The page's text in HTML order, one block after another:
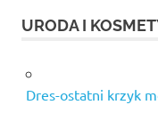
kosmetyki
do rzęs
skład
URODA I
Dres-ostatni krzyk